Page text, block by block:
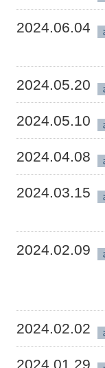
2024.06.04
2024.05.20
2024.05.10
2024.04.08
2024.03.15
2024.02.09
2024.02.02
2024.01.29